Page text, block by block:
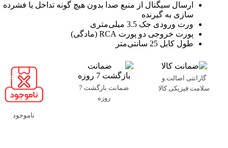
ارسال سیگنال از منبع صدا بدون هیچ گونه تداخل یا فشرده
سازی به گیرنده
ورت ورودی جک 3.5 میلی‌متری
پورت خروجی دو پورت RCA (مادگی)
طول کابل 25 سانتی‌متر
گارانتی اصالت و
سلامت فیزیکی کالا
ضمانت بازگشت 7
روزه
ناموجود